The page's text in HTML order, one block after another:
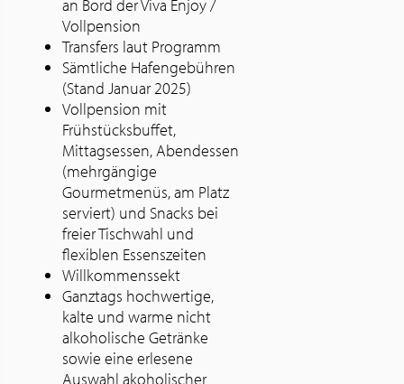
an Bord der Viva Enjoy /
Vollpension
Transfers laut Programm
Sämtliche Hafengebühren
(Stand Januar 2025)
Vollpension mit
Frühstücksbuffet,
Mittagsessen, Abendessen
(mehrgängige
Gourmetmenüs, am Platz
serviert) und Snacks bei
freier Tischwahl und
flexiblen Essenszeiten
Willkommenssekt
Ganztags hochwertige,
kalte und warme nicht
alkoholische Getränke
sowie eine erlesene
Auswahl akoholischer